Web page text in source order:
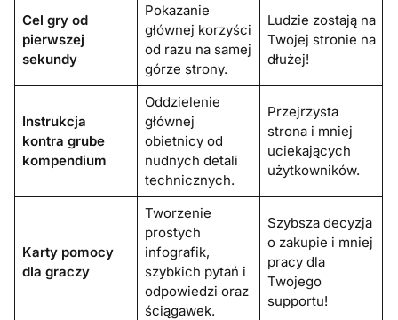
Cel gry od
pierwszej
sekundy
Pokazanie
głównej korzyści
od razu na samej
górze strony.
Ludzie zostają na
Twojej stronie na
dłużej!
Instrukcja
kontra grube
kompendium
Oddzielenie
głównej
obietnicy od
nudnych detali
technicznych.
Przejrzysta
strona i mniej
uciekających
użytkowników.
Karty pomocy
dla graczy
Tworzenie
prostych
infografik,
szybkich pytań i
odpowiedzi oraz
ściągawek.
Szybsza decyzja
o zakupie i mniej
pracy dla
Twojego
supportu!